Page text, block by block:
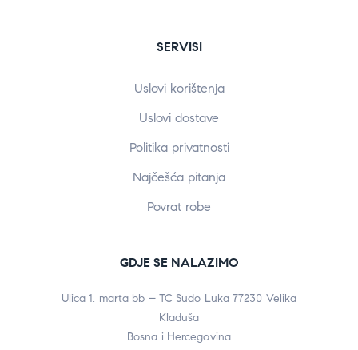
SERVISI
Uslovi korištenja
Uslovi dostave
Politika privatnosti
Najčešća pitanja
Povrat robe
GDJE SE NALAZIMO
Ulica 1. marta bb – TC Sudo Luka 77230 Velika
Kladuša
Bosna i Hercegovina